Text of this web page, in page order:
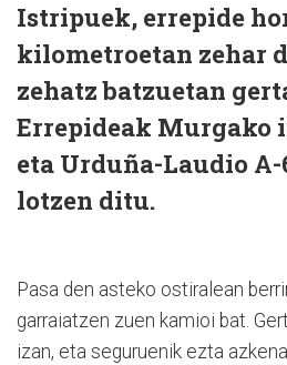
Istripuek, errepide
kilometroetan zehar
zehatz batzuetan
Errepideak Murgako
eta Urduña-Laudio
lotzen ditu.
Pasa den asteko ostiralean
garraiatzen zuen kamioi bat.
izan, eta seguruenik ezta